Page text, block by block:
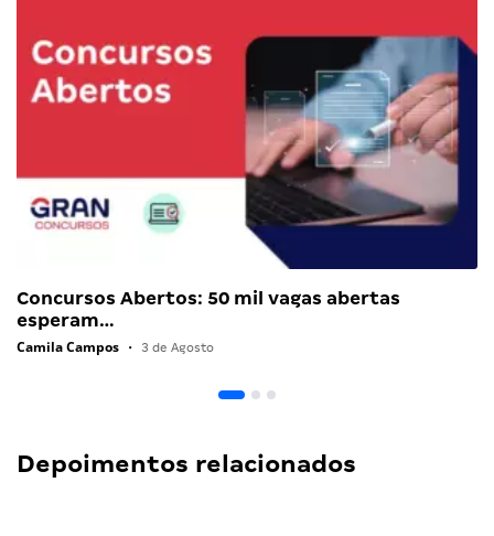
Concursos Abertos: 50 mil vagas abertas
esperam…
Camila Campos • 3 de Agosto
Depoimentos relacionados